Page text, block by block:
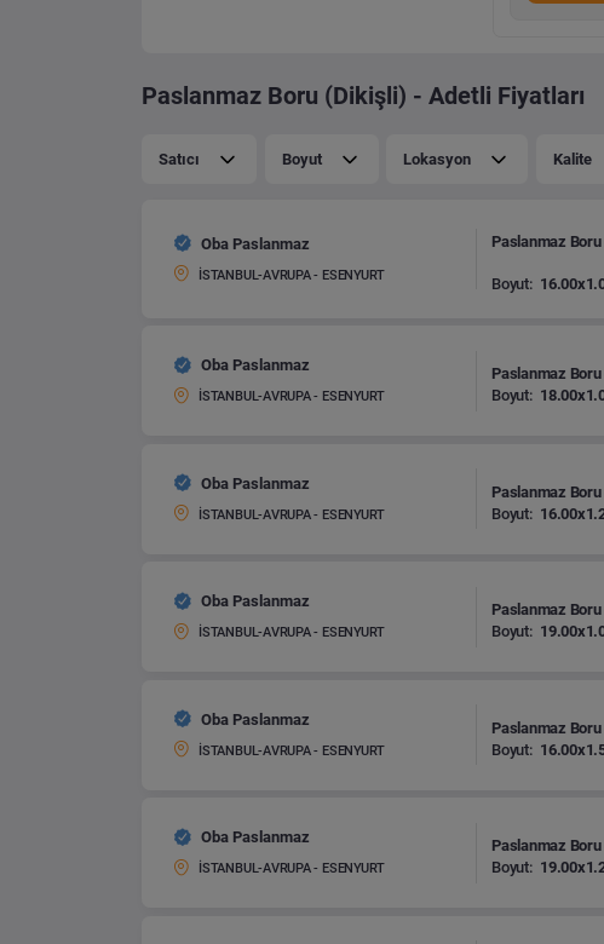
Paslanmaz Boru (Dikişli) - Adetli Fiyatları
Satıcı Boyut Lokasyon Kalite
Oba Paslanmaz
İSTANBUL-AVRUPA - ESENYURT
Paslanmaz
Boyut:
Oba Paslanmaz
İSTANBUL-AVRUPA - ESENYURT
Paslanmaz
Boyut:
Oba Paslanmaz
İSTANBUL-AVRUPA - ESENYURT
Paslanmaz
Boyut:
Oba Paslanmaz
İSTANBUL-AVRUPA - ESENYURT
Paslanmaz
Boyut:
Oba Paslanmaz
İSTANBUL-AVRUPA - ESENYURT
Paslanmaz
Boyut:
Oba Paslanmaz
İSTANBUL-AVRUPA - ESENYURT
Paslanmaz
Boyut: